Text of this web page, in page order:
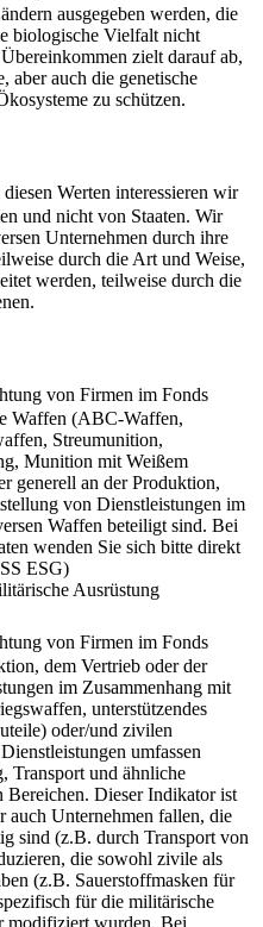
ausgegeben werden, die
biologische Vielfalt nicht
zielt darauf ab,
aber auch die genetische
zu schützen.
Werten interessieren wir
und nicht von Staaten. Wir
Unternehmen durch ihre
durch die Art und Weise,
werden, teilweise durch die
von Firmen im Fonds
Waffen (ABC-Waffen,
Streumunition,
Munition mit Weißem
generell an der Produktion,
von Dienstleistungen im
Waffen beteiligt sind. Bei
wenden Sie sich bitte direkt
ESG)
Ausrüstung
von Firmen im Fonds
dem Vertrieb oder der
im Zusammenhang mit
unterstützendes
oder/und zivilen
umfassen
Transport und ähnliche
Bereichen. Dieser Indikator ist
auch Unternehmen fallen, die
sind (z.B. durch Transport von
die sowohl zivile als
(z.B. Sauerstoffmasken für
für die militärische
modifiziert wurden. Bei